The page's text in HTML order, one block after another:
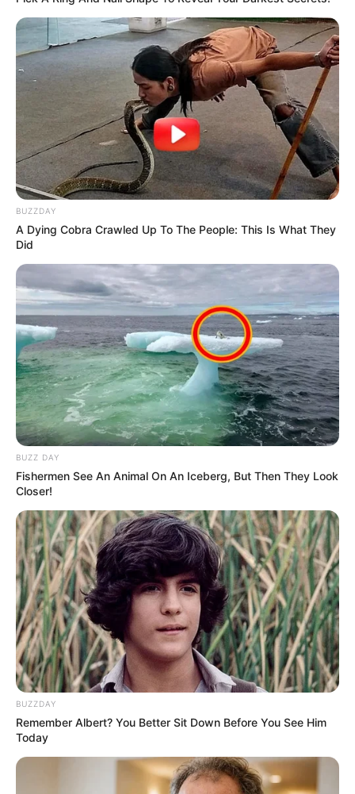
BUSCAR
DESTAQUES
FACEBOOK
DESTAQUES DA SEMANA
Agente de Saúde é indiciada por falsificar
visitas que nunca aconteceram.
Câmara dos Deputados: anuênios, triênios,
quinquênios, sexta-parte e licenças-prêmio
entram no debate.
Motos e bicicletas para ACS e ACE: veja o
passo a passo para conseguir o benefício.
FNARAS em Brasília: Senado pode
mobilização.
Presidente Kennedy (ES) abre processo
seletivo para Agentes de Saúde e de
Combate às Endemias.
PEC 14: o que acontece com quinquênio,
triênio e sexta-parte na aposentadoria?
DESTAQUES DO MÊS
motocicletas aos Agentes de Saúde da
BUZZDAY
A Dying Cobra Crawled Up To The People: This Is What They
Did
BUZZ DAY
Fishermen See An Animal On An Iceberg, But Then They Look
Closer!
BUZZDAY
Remember Albert? You Better Sit Down Before You See Him
Today